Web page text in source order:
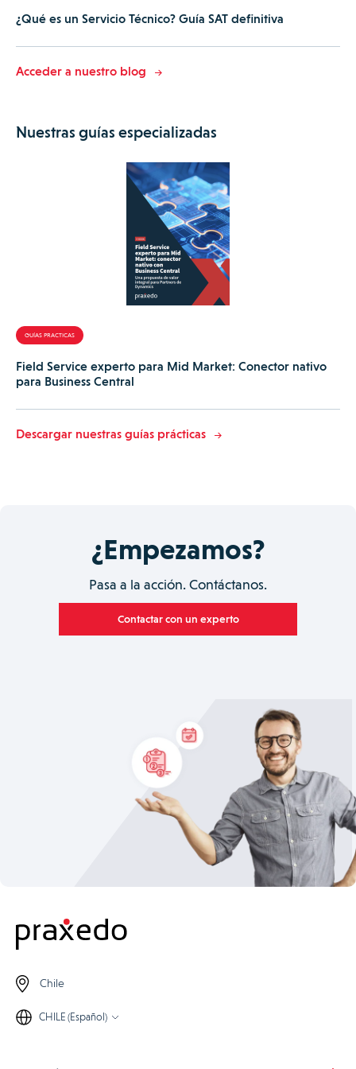
¿Qué es un Servicio Técnico? Guía SAT definitiva
Acceder a nuestro blog
Nuestras guías especializadas
GUÍAS PRACTICAS
Field Service experto para Mid Market: Conector nativo
para Business Central
Descargar nuestras guías prácticas
¿Empezamos?
Pasa a la acción. Contáctanos.
Contactar con un experto
Chile
CHILE (Español)